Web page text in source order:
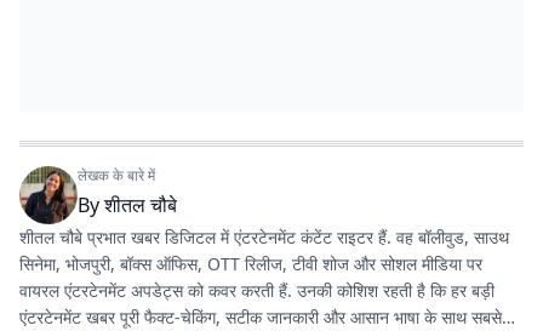
लेखक के बारे में
Byशीतल चौबे
शीतल चौबे प्रभात खबर डिजिटल में एंटरटेनमेंट कंटेंट राइटर हैं. वह बॉलीवुड, साउथ
सिनेमा, भोजपुरी, बॉक्स ऑफिस, OTT रिलीज, टीवी शोज और सोशल मीडिया पर
वायरल एंटरटेनमेंट अपडेट्स को कवर करती हैं. उनकी कोशिश रहती है कि हर बड़ी
एंटरटेनमेंट खबर पूरी फैक्ट-चेकिंग, सटीक जानकारी और आसान भाषा के साथ सबसे